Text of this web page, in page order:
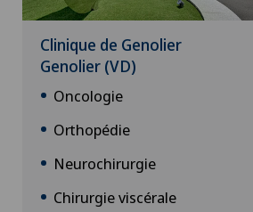
Clinique de Genolier
Genolier (VD)
Oncologie
Orthopédie
Neurochirurgie
Chirurgie viscérale